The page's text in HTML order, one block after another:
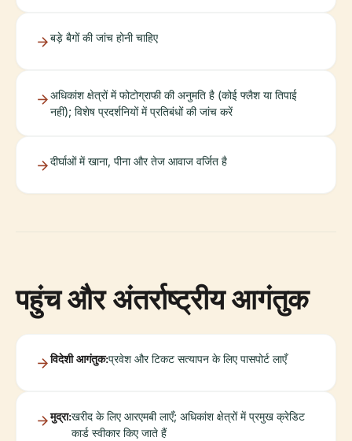
बड़े बैगों की जांच होनी चाहिए
अधिकांश क्षेत्रों में फोटोग्राफी की अनुमति है (कोई फ्लैश या तिपाई
नहीं); विशेष प्रदर्शनियों में प्रतिबंधों की जांच करें
दीर्घाओं में खाना, पीना और तेज आवाज वर्जित है
पहुंच और अंतर्राष्ट्रीय आगंतुक
विदेशी आगंतुक:प्रवेश और टिकट सत्यापन के लिए पासपोर्ट लाएँ
मुद्रा:खरीद के लिए आरएमबी लाएँ; अधिकांश क्षेत्रों में प्रमुख क्रेडिट
कार्ड स्वीकार किए जाते हैं